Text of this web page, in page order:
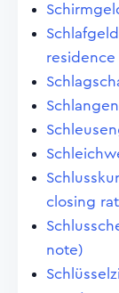
closing
note)